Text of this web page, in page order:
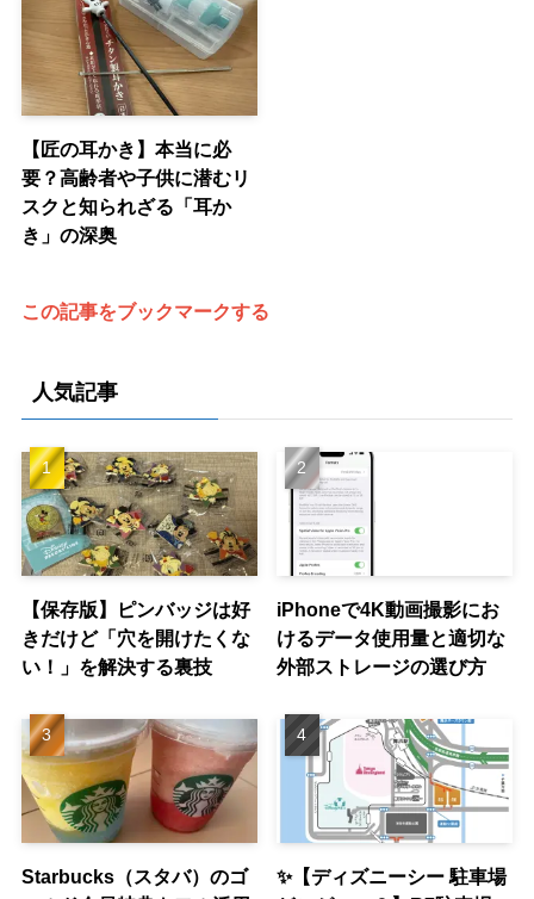
【匠の耳かき】本当に必
要？高齢者や子供に潜むリ
スクと知られざる「耳か
き」の深奥
この記事をブックマークする
人気記事
【保存版】ピンバッジは好
きだけど「穴を開けたくな
い！」を解決する裏技
iPhoneで4K動画撮影にお
けるデータ使用量と適切な
外部ストレージの選び方
Starbucks（スタバ）のゴ
✨【ディズニーシー 駐車場